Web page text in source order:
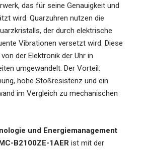
das für seine Genauigkeit und
wird. Quarzuhren nutzen die
der durch elektrische
Vibrationen versetzt wird. Diese
der Elektronik der Uhr in
umgewandelt. Der Vorteil:
hohe Stoßresistenz und ein
im Vergleich zu mechanischen
und Energiemanagement
B2100ZE-1AER ist mit der